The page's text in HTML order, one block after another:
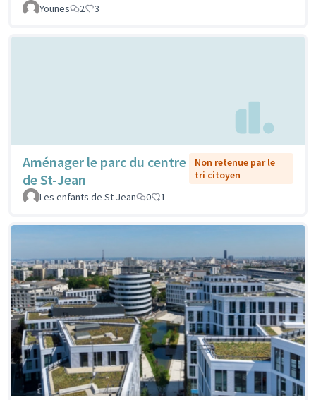
Younes
2 3
Aménager le parc du centre
de St-Jean
Non retenue par le
tri citoyen
Les enfants de St Jean
0 1